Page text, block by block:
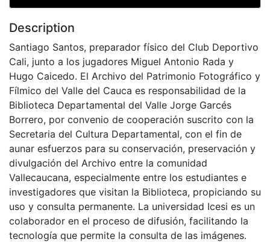
Description
Santiago Santos, preparador físico del Club Deportivo
Cali, junto a los jugadores Miguel Antonio Rada y
Hugo Caicedo. El Archivo del Patrimonio Fotográfico y
Fílmico del Valle del Cauca es responsabilidad de la
Biblioteca Departamental del Valle Jorge Garcés
Borrero, por convenio de cooperación suscrito con la
Secretaria del Cultura Departamental, con el fin de
aunar esfuerzos para su conservación, preservación y
divulgación del Archivo entre la comunidad
Vallecaucana, especialmente entre los estudiantes e
investigadores que visitan la Biblioteca, propiciando su
uso y consulta permanente. La universidad Icesi es un
colaborador en el proceso de difusión, facilitando la
tecnología que permite la consulta de las imágenes.